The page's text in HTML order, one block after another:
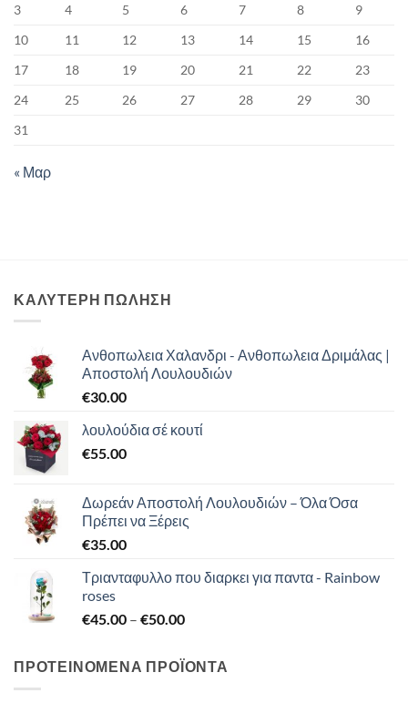
3
4 5 6 7 8
9
10
11 12 13 14 15
16
17
18 19 20 21 22
23
24
25 26 27 28 29
30
31
« Μαρ
ΚΑΛΥΤΕΡΗ ΠΩΛΗΣΗ
Ανθοπωλεια Χαλανδρι - Ανθοπωλεια Δριμάλας |
Αποστολή Λουλουδιών
€30.00
λουλούδια σέ κουτί
€55.00
Δωρεάν Αποστολή Λουλουδιών – Όλα Όσα
Πρέπει να Ξέρεις
€35.00
Τριανταφυλλο που διαρκει για παντα - Rainbow
roses
€45.00 – €50.00Price
€45.00
through
ΠΡΟΤΕΙΝΟΜΕΝΑ ΠΡΟΪΟΝΤΑ